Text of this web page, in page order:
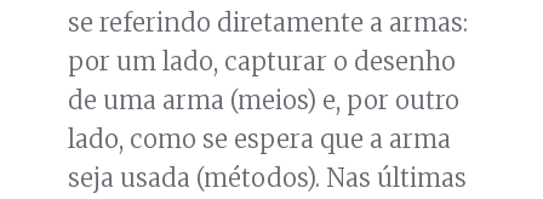
se referindo diretamente a armas:
por um lado, capturar o desenho
de uma arma (meios) e, por outro
lado, como se espera que a arma
seja usada (métodos). Nas últimas